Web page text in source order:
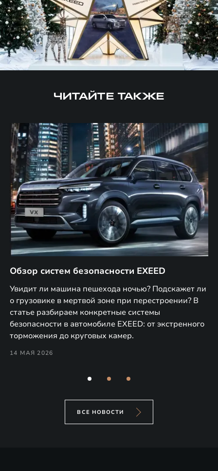
ЧИТАЙТЕ ТАКЖЕ
Обзор систем безопасности EXEED
Увидит ли машина пешехода ночью? Подскажет ли
о грузовике в мертвой зоне при перестроении? В
статье разбираем конкретные системы
безопасности в автомобиле EXEED: от экстренного
торможения до круговых камер.
14 МАЯ 2026
ВСЕ НОВОСТИ